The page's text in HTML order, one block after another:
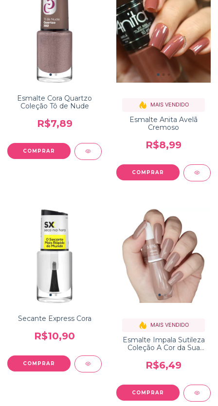
Esmalte Cora Quartzo
Coleção Tô de Nude
R$7,89
MAIS VENDIDO
Esmalte Anita Avelã
Cremoso
R$8,99
Secante Express Cora
R$10,90
MAIS VENDIDO
Esmalte Impala Sutileza
Coleção A Cor da Sua
R$6,49